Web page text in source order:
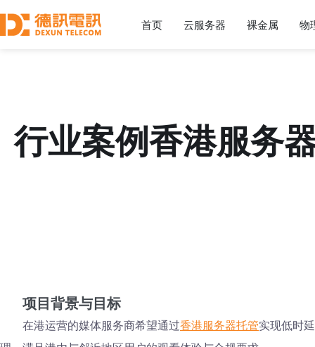
首页 云服务器 裸金属 物
行业案例香港服务
项目背景与目标
在港运营的媒体服务商希望通过香港服务器托管实现低时